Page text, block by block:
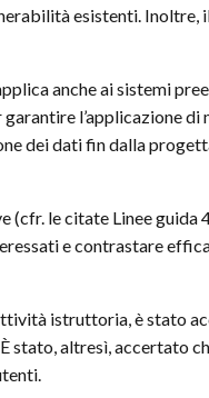
esistenti.
anche ai sistemi
l’applicazione
dei dati fin dalla
le citate Linee guida
e contrastare
istruttoria, è stato
altresì, accertato